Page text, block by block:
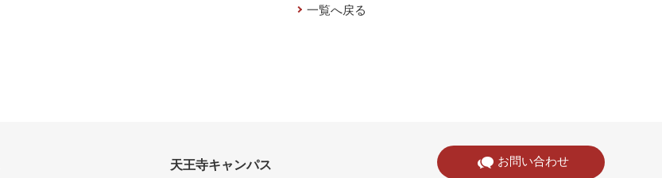
一覧へ戻る
天王寺キャンパス お問い合わせ